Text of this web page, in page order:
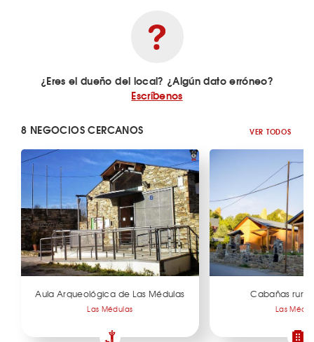
¿Eres el dueño del local? ¿Algún dato erróneo?
Escríbenos
8 NEGOCIOS CERCANOS VER TODOS
Aula Arqueológica de Las Médulas
Las Médulas
Cabañas
Las